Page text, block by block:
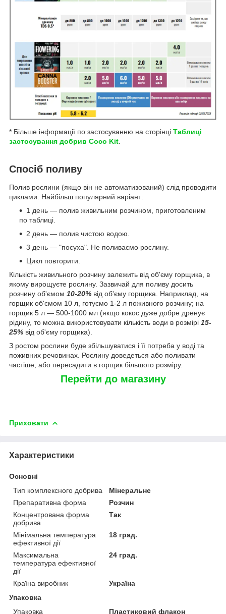
* Більше інформації по застосуванню на сторінці Таблиці
застосування добрив Coco Kit
Спосіб поливу
Полив рослини (якщо він не автоматизований) слід проводити
циклами. Найбільш популярний варіант:
1 день — полив живильним розчином, приготовленим
по таблиці.
2 день — полив чистою водою.
3 день — "посуха". Не поливаємо рослину.
Цикл повторити.
Кількість живильного розчину залежить від об'єму горщика, в
якому вирощуєте рослину. Зазвичай для поливу досить
розчину об'ємом 10-20% від об'єму горщика. Наприклад, на
горщик об'ємом 10 л, готуємо 1-2 л поживного розчину; на
горщик 5 л — 500-1000 мл (якщо кокос дуже добре дренує
рідину, то можна використовувати кількість води в розмірі 15-
25% від об'єму горщика).
З ростом рослини буде збільшуватися і її потреба у воді та
поживних речовинах. Рослину доведеться або поливати
частіше, або пересадити в горщик більшого розміру.
Перейти до магазину
Приховати
Характеристики
Основні
Тип комплексного добрива
Мінеральне
Препаративна форма
Розчин
Концентрована форма
добрива
Так
Мінімальна температура
ефективної дії
18 град.
Максимальна
температура ефективної
дії
24 град.
Країна виробник
Україна
Упаковка
Упаковка
Пластиковий флакон